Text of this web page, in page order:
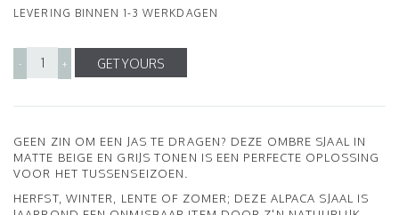
LEVERING BINNEN 1-3 WERKDAGEN
- + GET YOURS
GEEN ZIN OM EEN JAS TE DRAGEN? DEZE OMBRE SJAAL IN
MATTE BEIGE EN GRIJS TONEN IS EEN PERFECTE OPLOSSING
VOOR HET TUSSENSEIZOEN.
HERFST, WINTER, LENTE OF ZOMER; DEZE ALPACA SJAAL IS